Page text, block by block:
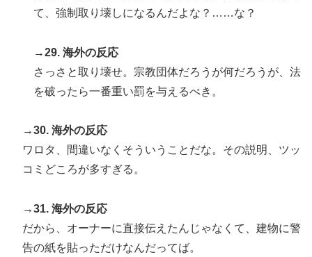
て、強制取り壊しになるんだよな？……な？
→29. 海外の反応
さっさと取り壊せ。宗教団体だろうが何だろうが、法
を破ったら一番重い罰を与えるべき。
→30. 海外の反応
ワロタ、間違いなくそういうことだな。その説明、ツッ
コミどころが多すぎる。
→31. 海外の反応
だから、オーナーに直接伝えたんじゃなくて、建物に警
告の紙を貼っただけなんだってば。